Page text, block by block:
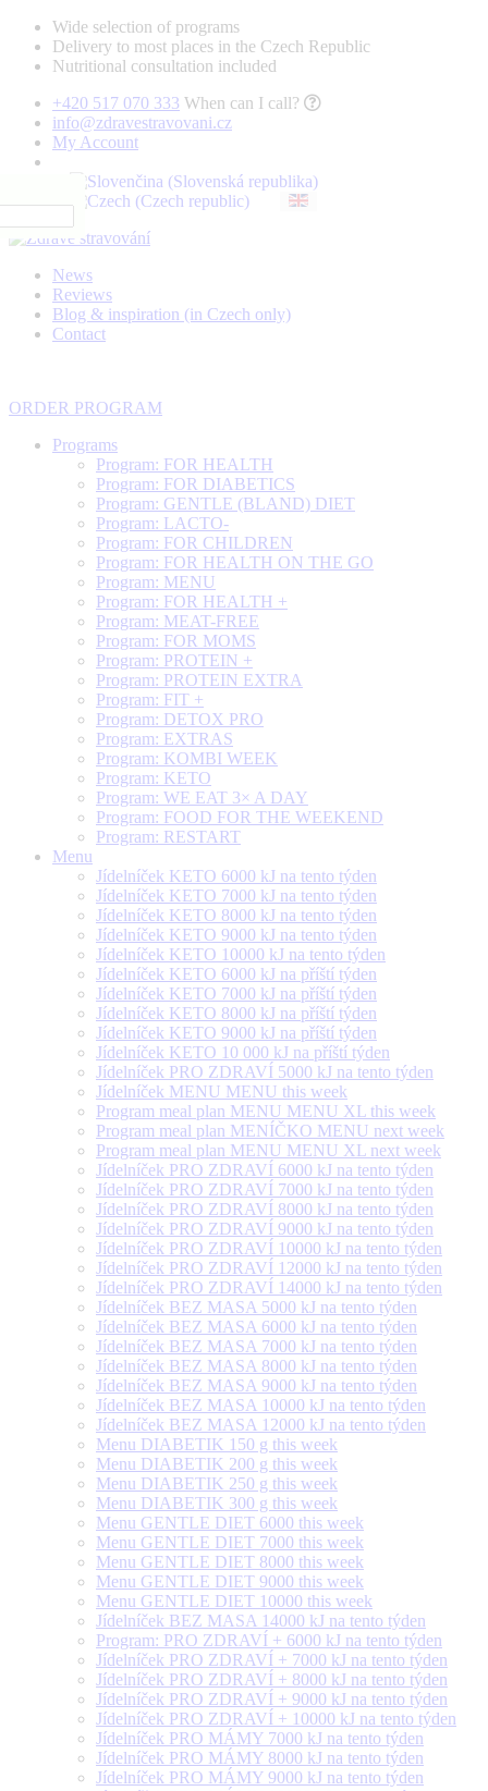
Wide selection of programs
Delivery to most places in the Czech Republic
Nutritional consultation included
+420 517 070 333 When can I call?
info@zdravestravovani.cz
My Account
News
Reviews
Blog & inspiration (in Czech only)
Contact
ORDER PROGRAM
Programs
Program: FOR HEALTH
Program: FOR DIABETICS
Program: GENTLE (BLAND) DIET
Program: LACTO-
Program: FOR CHILDREN
Program: FOR HEALTH ON THE GO
Program: MENU
Program: FOR HEALTH +
Program: MEAT-FREE
Program: FOR MOMS
Program: PROTEIN +
Program: PROTEIN EXTRA
Program: FIT +
Program: DETOX PRO
Program: EXTRAS
Program: KOMBI WEEK
Program: KETO
Program: WE EAT 3× A DAY
Program: FOOD FOR THE WEEKEND
Program: RESTART
Menu
Jídelníček KETO 6000 kJ na tento týden
Jídelníček KETO 7000 kJ na tento týden
Jídelníček KETO 8000 kJ na tento týden
Jídelníček KETO 9000 kJ na tento týden
Jídelníček KETO 10000 kJ na tento týden
Jídelníček KETO 6000 kJ na příští týden
Jídelníček KETO 7000 kJ na příští týden
Jídelníček KETO 8000 kJ na příští týden
Jídelníček KETO 9000 kJ na příští týden
Jídelníček KETO 10 000 kJ na příští týden
Jídelníček PRO ZDRAVÍ 5000 kJ na tento týden
Jídelníček MENU MENU this week
Program meal plan MENU MENU XL this week
Program meal plan MENÍČKO MENU next week
Program meal plan MENU MENU XL next week
Jídelníček PRO ZDRAVÍ 6000 kJ na tento týden
Jídelníček PRO ZDRAVÍ 7000 kJ na tento týden
Jídelníček PRO ZDRAVÍ 8000 kJ na tento týden
Jídelníček PRO ZDRAVÍ 9000 kJ na tento týden
Jídelníček PRO ZDRAVÍ 10000 kJ na tento týden
Jídelníček PRO ZDRAVÍ 12000 kJ na tento týden
Jídelníček PRO ZDRAVÍ 14000 kJ na tento týden
Jídelníček BEZ MASA 5000 kJ na tento týden
Jídelníček BEZ MASA 6000 kJ na tento týden
Jídelníček BEZ MASA 7000 kJ na tento týden
Jídelníček BEZ MASA 8000 kJ na tento týden
Jídelníček BEZ MASA 9000 kJ na tento týden
Jídelníček BEZ MASA 10000 kJ na tento týden
Jídelníček BEZ MASA 12000 kJ na tento týden
Menu DIABETIK 150 g this week
Menu DIABETIK 200 g this week
Menu DIABETIK 250 g this week
Menu DIABETIK 300 g this week
Menu GENTLE DIET 6000 this week
Menu GENTLE DIET 7000 this week
Menu GENTLE DIET 8000 this week
Menu GENTLE DIET 9000 this week
Menu GENTLE DIET 10000 this week
Jídelníček BEZ MASA 14000 kJ na tento týden
Program: PRO ZDRAVÍ + 6000 kJ na tento týden
Jídelníček PRO ZDRAVÍ + 7000 kJ na tento týden
Jídelníček PRO ZDRAVÍ + 8000 kJ na tento týden
Jídelníček PRO ZDRAVÍ + 9000 kJ na tento týden
Jídelníček PRO ZDRAVÍ + 10000 kJ na tento týden
Jídelníček PRO MÁMY 7000 kJ na tento týden
Jídelníček PRO MÁMY 8000 kJ na tento týden
Jídelníček PRO MÁMY 9000 kJ na tento týden